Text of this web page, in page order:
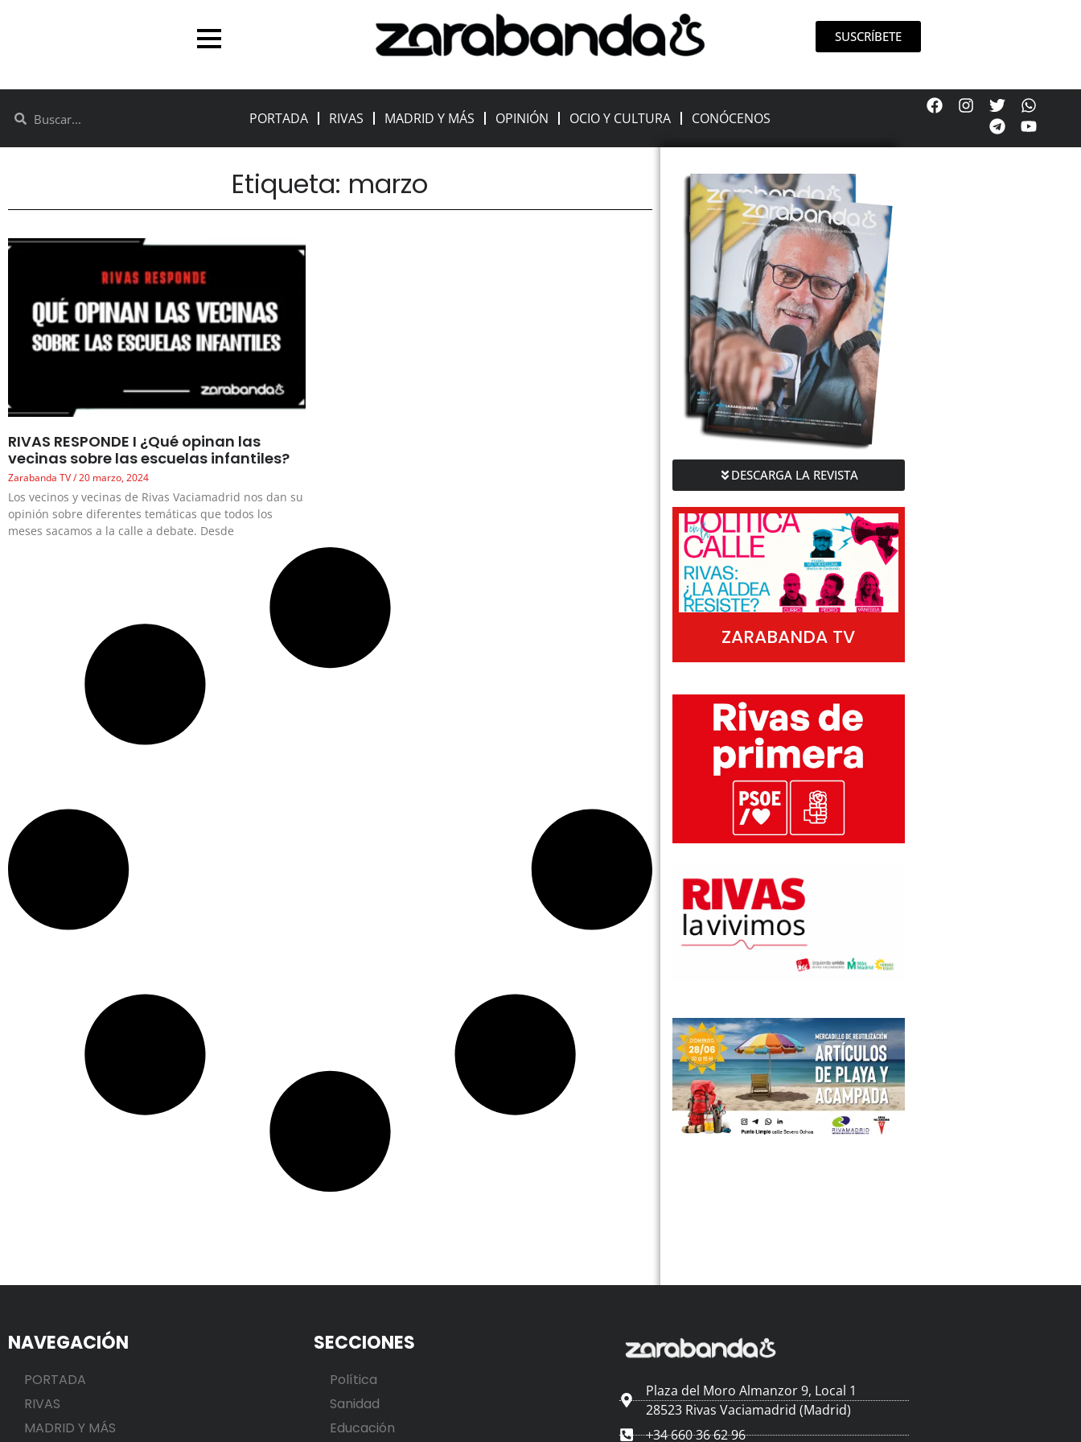
SUSCRÍBETE
PORTADA RIVAS MADRID Y MÁS OPINIÓN OCIO Y CULTURA CONÓCENOS
Etiqueta: marzo
RIVAS RESPONDE I ¿Qué opinan las
vecinas sobre las escuelas infantiles?
Zarabanda TV 20 marzo, 2024
Los vecinos y vecinas de Rivas Vaciamadrid nos dan su
opinión sobre diferentes temáticas que todos los
meses sacamos a la calle a debate. Desde
DESCARGA LA REVISTA
ZARABANDA TV
NAVEGACIÓN
PORTADA
RIVAS
MADRID Y MÁS
SECCIONES
Política
Sanidad
Educación
Plaza del Moro Almanzor 9, Local 1
28523 Rivas Vaciamadrid (Madrid)
+34 660 36 62 96